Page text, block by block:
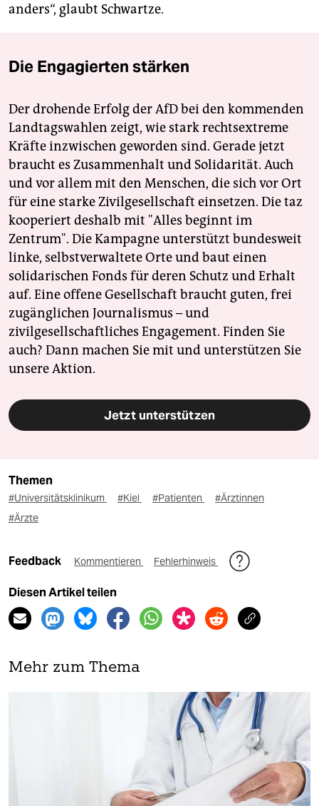
anders“, glaubt Schwartze.
Die Engagierten stärken
Der drohende Erfolg der AfD bei den kommenden
Landtagswahlen zeigt, wie stark rechtsextreme
Kräfte inzwischen geworden sind. Gerade jetzt
braucht es Zusammenhalt und Solidarität. Auch
und vor allem mit den Menschen, die sich vor Ort
für eine starke Zivilgesellschaft einsetzen. Die taz
kooperiert deshalb mit "Alles beginnt im
Zentrum". Die Kampagne unterstützt bundesweit
linke, selbstverwaltete Orte und baut einen
solidarischen Fonds für deren Schutz und Erhalt
auf. Eine offene Gesellschaft braucht guten, frei
zugänglichen Journalismus – und
zivilgesellschaftliches Engagement. Finden Sie
auch? Dann machen Sie mit und unterstützen Sie
unsere Aktion.
Jetzt unterstützen
Themen
#Universitätsklinikum #Kiel #Patienten
#Ärztinnen
#Ärzte
Feedback Kommentieren Fehlerhinweis
Diesen Artikel teilen
Mehr zum Thema